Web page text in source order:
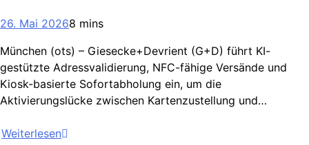
26. Mai 20268 mins
München (ots) – Giesecke+Devrient (G+D) führt KI-
gestützte Adressvalidierung, NFC-fähige Versände und
Kiosk-basierte Sofortabholung ein, um die
Aktivierungslücke zwischen Kartenzustellung und…
Weiterlesen